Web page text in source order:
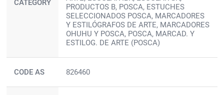
CATEGORY
PRODUCTOS B, POSCA, ESTUCHES
SELECCIONADOS POSCA, MARCADORES
Y ESTILÓGRAFOS DE ARTE, MARCADORES
OHUHU Y POSCA, POSCA, MARCAD. Y
ESTILOG. DE ARTE (POSCA)
CODE AS 826460